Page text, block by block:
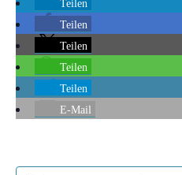
Teilen
Teilen
Teilen
Teilen
Teilen
E-Mail